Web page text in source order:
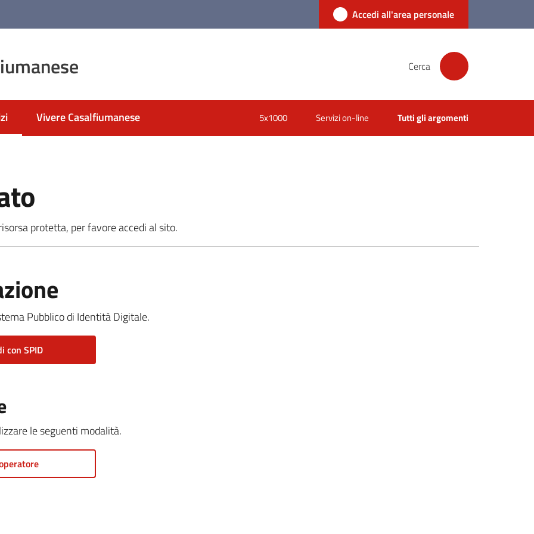
Accedi all'area personale
Cerca
selezionatoVivere Casalfiumanese 5x1000 Servizi on-line Tutti gli argomenti
protetta, per favore accedi al sito.
Pubblico di Identità Digitale.
con SPID
le seguenti modalità.